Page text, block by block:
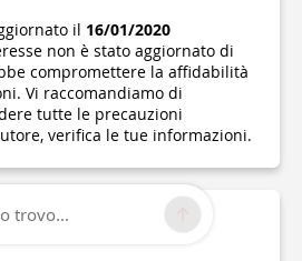
il 16/01/2020
non è stato aggiornato di
compromettere la affidabilità
Vi raccomandiamo di
tutte le precauzioni
verifica le tue informazioni.
trovo...